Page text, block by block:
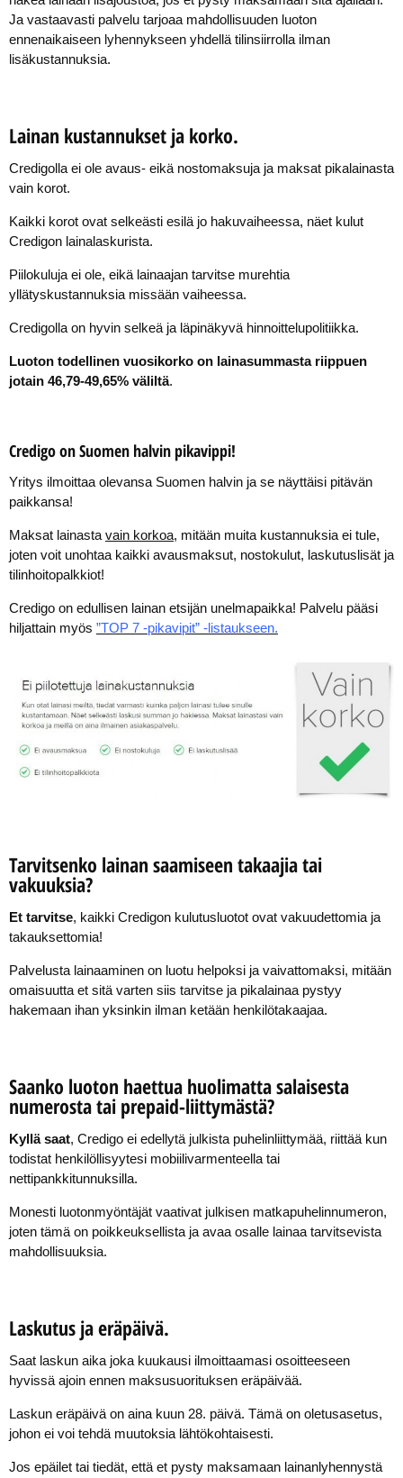
Ja vastaavasti palvelu tarjoaa mahdollisuuden luoton
ennenaikaiseen lyhennykseen yhdellä tilinsiirrolla ilman
lisäkustannuksia.
Lainan kustannukset ja korko.
Credigolla ei ole avaus- eikä nostomaksuja ja maksat pikalainasta
vain korot.
Kaikki korot ovat selkeästi esilä jo hakuvaiheessa, näet kulut
Credigon lainalaskurista.
Piilokuluja ei ole, eikä lainaajan tarvitse murehtia
yllätyskustannuksia missään vaiheessa.
Credigolla on hyvin selkeä ja läpinäkyvä hinnoittelupolitiikka.
Luoton todellinen vuosikorko on lainasummasta riippuen
jotain 46,79-49,65% väliltä.
Credigo on Suomen halvin pikavippi!
Yritys ilmoittaa olevansa Suomen halvin ja se näyttäisi pitävän
paikkansa!
Maksat lainasta vain korkoa, mitään muita kustannuksia ei tule,
joten voit unohtaa kaikki avausmaksut, nostokulut, laskutuslisät ja
tilinhoitopalkkiot!
Credigo on edullisen lainan etsijän unelmapaikka! Palvelu pääsi
hiljattain myös ”TOP 7 -pikavipit” -listaukseen.
Tarvitsenko lainan saamiseen takaajia tai
vakuuksia?
Et tarvitse, kaikki Credigon kulutusluotot ovat vakuudettomia ja
takauksettomia!
Palvelusta lainaaminen on luotu helpoksi ja vaivattomaksi, mitään
omaisuutta et sitä varten siis tarvitse ja pikalainaa pystyy
hakemaan ihan yksinkin ilman ketään henkilötakaajaa.
Saanko luoton haettua huolimatta salaisesta
numerosta tai prepaid-liittymästä?
Kyllä saat, Credigo ei edellytä julkista puhelinliittymää, riittää kun
todistat henkilöllisyytesi mobiilivarmenteella tai
nettipankkitunnuksilla.
Monesti luotonmyöntäjät vaativat julkisen matkapuhelinnumeron,
joten tämä on poikkeuksellista ja avaa osalle lainaa tarvitsevista
mahdollisuuksia.
Laskutus ja eräpäivä.
Saat laskun aika joka kuukausi ilmoittaamasi osoitteeseen
hyvissä ajoin ennen maksusuorituksen eräpäivää.
Laskun eräpäivä on aina kuun 28. päivä. Tämä on oletusasetus,
johon ei voi tehdä muutoksia lähtökohtaisesti.
Jos epäilet tai tiedät, että et pysty maksamaan lainanlyhennystä